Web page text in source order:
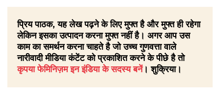
प्रिय पाठक, यह लेख पढ़ने के लिए मुफ्त है और मुफ्त ही रहेगा
लेकिन इसका उत्पादन करना मुफ्त नहीं है। अगर आप उस
काम का समर्थन करना चाहते है जो उच्च गुणवत्ता वाले
नारीवादी मीडिया कंटेंट को प्रकाशित करने के पीछे है तो
कृपया फेमिनिज़म इन इंडिया के सदस्य बनें। शुक्रिया।